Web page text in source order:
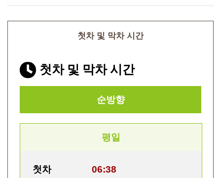
첫차 및 막차 시간
첫차 및 막차 시간
순방향
평일
첫차 06:38